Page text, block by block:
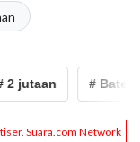
jutaan # Baterai